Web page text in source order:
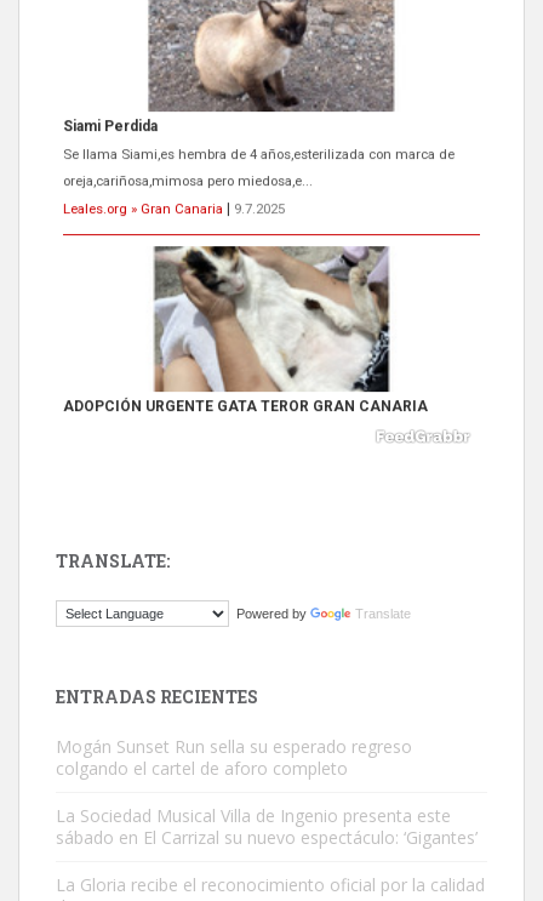
Siami Perdida
Se llama Siami,es hembra de 4 años,esterilizada con marca de
oreja,cariñosa,mimosa pero miedosa,e...
Leales.org » Gran Canaria | 9.7.2025
ADOPCIÓN URGENTE GATA TEROR GRAN CANARIA
El ayuntamiento se va a llevar a Los Gatos callejeros de la zona los
próximos días, ella incluida...
Leales.org » Gran Canaria | 9.7.2025
Este gato macho ha aparecido en la calle hace menos de un mes,
TRANSLATE:
Powered by Translate
ENTRADAS RECIENTES
Mogán Sunset Run sella su esperado regreso
colgando el cartel de aforo completo
La Sociedad Musical Villa de Ingenio presenta este
sábado en El Carrizal su nuevo espectáculo: ‘Gigantes’
La Gloria recibe el reconocimiento oficial por la calidad